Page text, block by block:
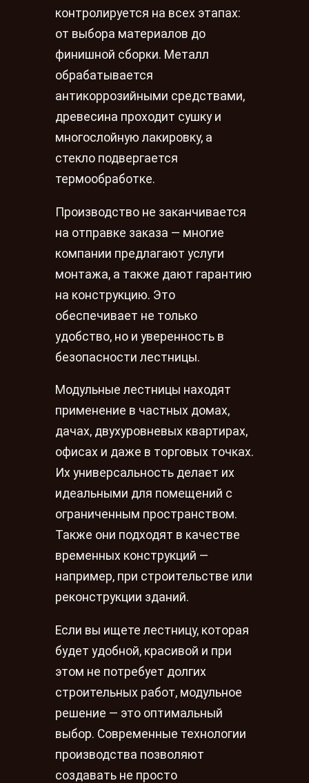
контролируется на всех этапах:
от выбора материалов до
финишной сборки. Металл
обрабатывается
антикоррозийными средствами,
древесина проходит сушку и
многослойную лакировку, а
стекло подвергается
термообработке.
Производство не заканчивается
на отправке заказа — многие
компании предлагают услуги
монтажа, а также дают гарантию
на конструкцию. Это
обеспечивает не только
удобство, но и уверенность в
безопасности лестницы.
Модульные лестницы находят
применение в частных домах,
дачах, двухуровневых квартирах,
офисах и даже в торговых точках.
Их универсальность делает их
идеальными для помещений с
ограниченным пространством.
Также они подходят в качестве
временных конструкций —
например, при строительстве или
реконструкции зданий.
Если вы ищете лестницу, которая
будет удобной, красивой и при
этом не потребует долгих
строительных работ, модульное
решение — это оптимальный
выбор. Современные технологии
производства позволяют
создавать не просто